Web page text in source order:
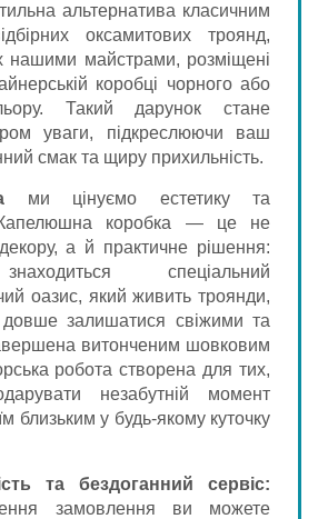
альтернатива класичним
оксамитових троянд,
нашими майстрами, розміщені
коробці чорного або
Такий дарунок стане
уваги, підкреслюючи ваш
смак та щиру прихильність.
ми цінуємо естетику та
Капелюшна коробка — це не
а й практичне рішення:
спеціальний
оазис, який живить троянди,
залишатися свіжими та
витонченим шовковим
робота створена для тих,
незабутній момент
близьким у будь-якому куточку
та бездоганний сервіс:
замовлення ви можете